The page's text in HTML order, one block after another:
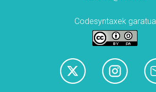
Codesyntaxek garatua